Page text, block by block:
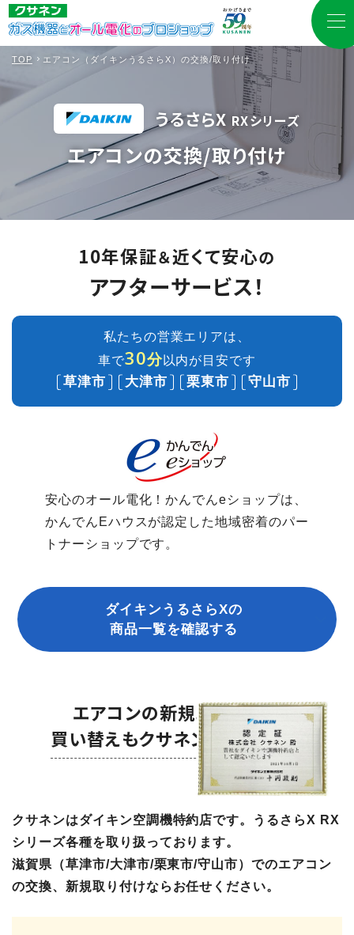
TOP エアコン（ダイキンうるさらX）の交換/取り付け
うるさらX RXシリーズ
エアコンの交換/取り付け
10年保証＆近くて安心の
アフターサービス！
私たちの営業エリアは、
車で30分以内が目安です
草津市 大津市 栗東市 守山市
安心のオール電化！かんでんeショップは、
かんでんEハウスが認定した地域密着のパー
トナーショップです。
ダイキンうるさらXの
商品一覧を確認する
エアコンの新規取り付けも
買い替えもクサネンにおまかせ！
クサネンはダイキン空調機特約店です。うるさらX RX
シリーズ各種を取り扱っております。
滋賀県（草津市/大津市/栗東市/守山市）でのエアコン
の交換、新規取り付けならお任せください。